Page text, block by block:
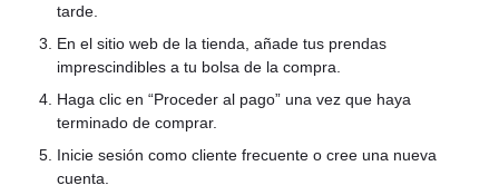
tarde.
En el sitio web de la tienda, añade tus prendas
imprescindibles a tu bolsa de la compra.
Haga clic en “Proceder al pago” una vez que haya
terminado de comprar.
Inicie sesión como cliente frecuente o cree una nueva
cuenta.